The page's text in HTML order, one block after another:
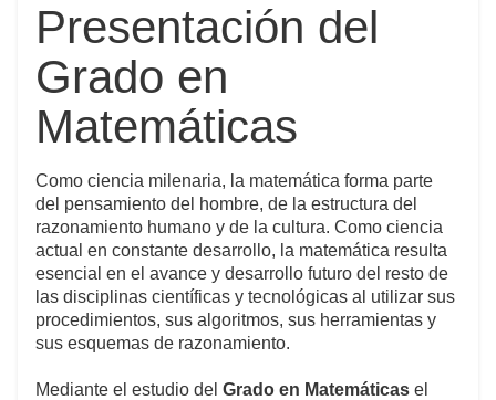
Presentación del
Grado en
Matemáticas
Como ciencia milenaria, la matemática forma parte
del pensamiento del hombre, de la estructura del
razonamiento humano y de la cultura. Como ciencia
actual en constante desarrollo, la matemática resulta
esencial en el avance y desarrollo futuro del resto de
las disciplinas científicas y tecnológicas al utilizar sus
procedimientos, sus algoritmos, sus herramientas y
sus esquemas de razonamiento.
Mediante el estudio del Grado en Matemáticas el